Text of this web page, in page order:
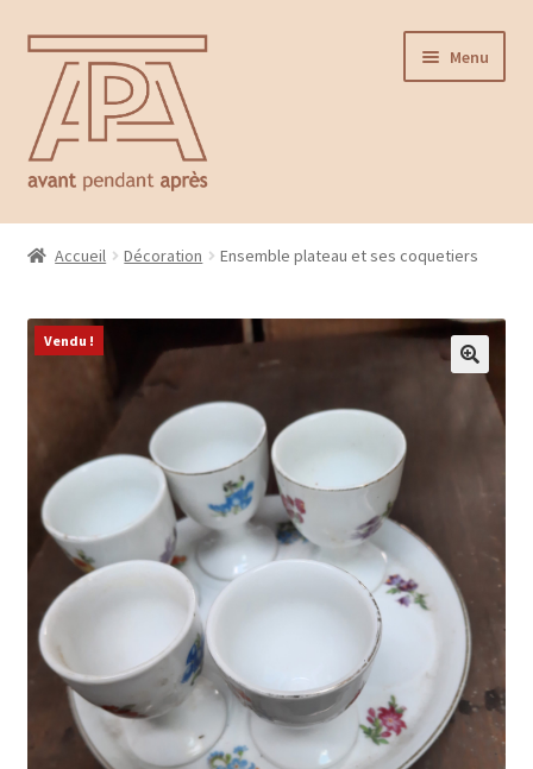
Aller
navigation
Aller
contenu
Menu
Accueil
menu
enfant
Contact
Accueil Décoration Ensemble plateau et ses coquetiers
Vendu !